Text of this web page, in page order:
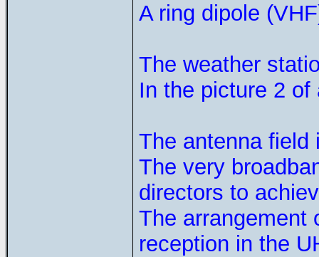
A ring dipole
The weather
In the picture 2
The antenna field
The very
directors to
The arrangement
reception in the